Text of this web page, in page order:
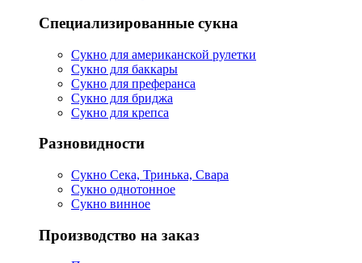
Специализированные сукна
Сукно для американской рулетки
Сукно для баккары
Сукно для преферанса
Сукно для бриджа
Сукно для крепса
Разновидности
Сукно Сека, Тринька, Свара
Сукно однотонное
Сукно винное
Производство на заказ